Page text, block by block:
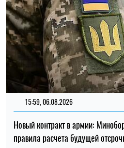
15:59, 06.08.2026
Новый контракт в армии:
правила расчета будущей